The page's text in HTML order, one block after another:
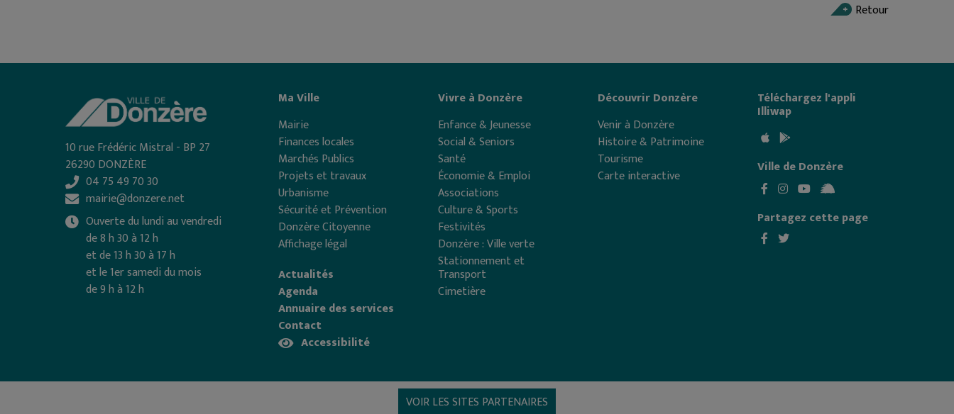
Retour
10 rue Frédéric Mistral - BP 27
26290 DONZÈRE
04 75 49 70 30
mairie@donzere.net
Ouverte du lundi au vendredi
de 8 h 30 à 12 h
et de 13 h 30 à 17 h
et le 1er samedi du mois
de 9 h à 12 h
Ma Ville
Mairie
Finances locales
Marchés Publics
Projets et travaux
Urbanisme
Sécurité et Prévention
Donzère Citoyenne
Affichage légal
Actualités
Agenda
Annuaire des services
Contact
Accessibilité
Vivre à Donzère
Enfance & Jeunesse
Social & Seniors
Santé
Économie & Emploi
Associations
Culture & Sports
Festivités
Donzère : Ville verte
Stationnement et
Transport
Cimetière
Découvrir Donzère
Venir à Donzère
Histoire & Patrimoine
Tourisme
Carte interactive
Téléchargez l'appli
Illiwap
Ville de Donzère
Partagez cette page
VOIR LES SITES PARTENAIRES